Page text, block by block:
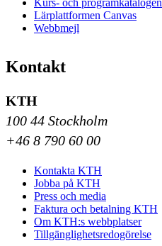
Lärplattformen Canvas
Webbmejl
Kontakt
KTH
100 44 Stockholm
+46 8 790 60 00
Kontakta KTH
Jobba på KTH
Press och media
Faktura och betalning KTH
Om KTH:s webbplatser
Tillgänglighetsredogörelse